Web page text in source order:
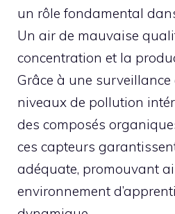
un rôle fondamental
Un air de mauvaise
concentration et la
Grâce à une surveillance
niveaux de pollution
des composés
ces capteurs
adéquate, promouvant
environnement